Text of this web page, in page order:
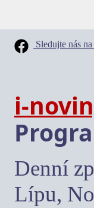
Sledujte nás
i-
Denní
Lípu,